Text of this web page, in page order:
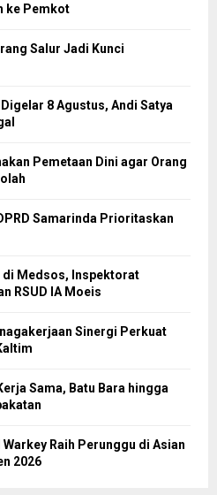
ke Pemkot
Salur Jadi Kunci
8 Agustus, Andi Satya
Pemetaan Dini agar Orang
Samarinda Prioritaskan
Medsos, Inspektorat
RSUD IA Moeis
Sinergi Perkuat
Sama, Batu Bara hingga
Raih Perunggu di Asian
2026